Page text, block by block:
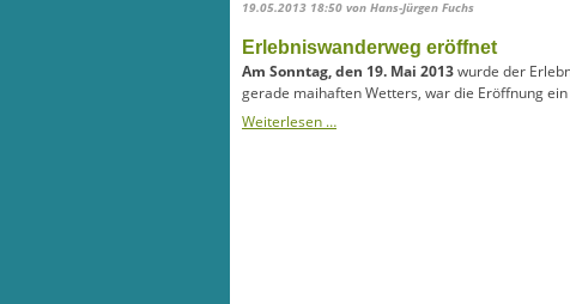
19.05.2013 18:50 von Hans-Jürgen Fuchs
Erlebniswanderweg eröffnet
Am Sonntag, den 19. Mai 2013wurde der
gerade maihaften Wetters, war die Eröffnung
Weiterlesen …